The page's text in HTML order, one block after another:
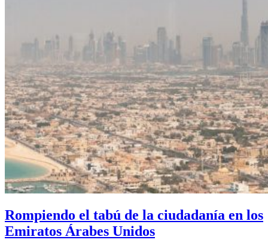
Rompiendo el tabú de la ciudadanía en los
Emiratos Árabes Unidos